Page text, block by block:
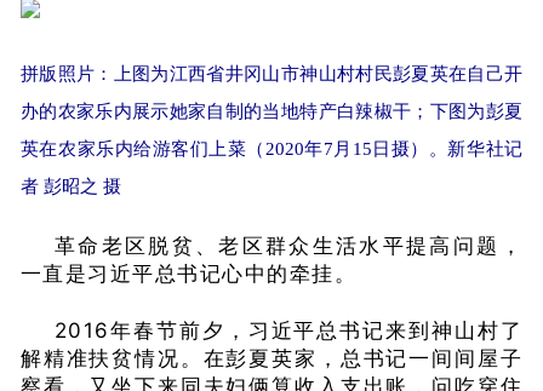
拼版照片：上图为江西省井冈山市神山村村民彭夏英在自己开
办的农家乐内展示她家自制的当地特产白辣椒干；下图为彭夏
英在农家乐内给游客们上菜（2020年7月15日摄）。新华社记
者 彭昭之 摄
革命老区脱贫、老区群众生活水平提高问题，
一直是习近平总书记心中的牵挂。
2016年春节前夕，习近平总书记来到神山村了
解精准扶贫情况。在彭夏英家，总书记一间间屋子
察看，又坐下来同夫妇俩算收入支出账，问吃穿住